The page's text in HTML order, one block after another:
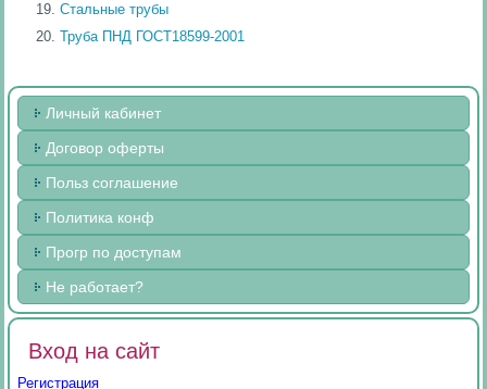
Стальные трубы
Труба ПНД ГОСТ18599-2001
Личный кабинет
Договор оферты
Польз соглашение
Политика конф
Прогр по доступам
Не работает?
Вход на сайт
Регистрация